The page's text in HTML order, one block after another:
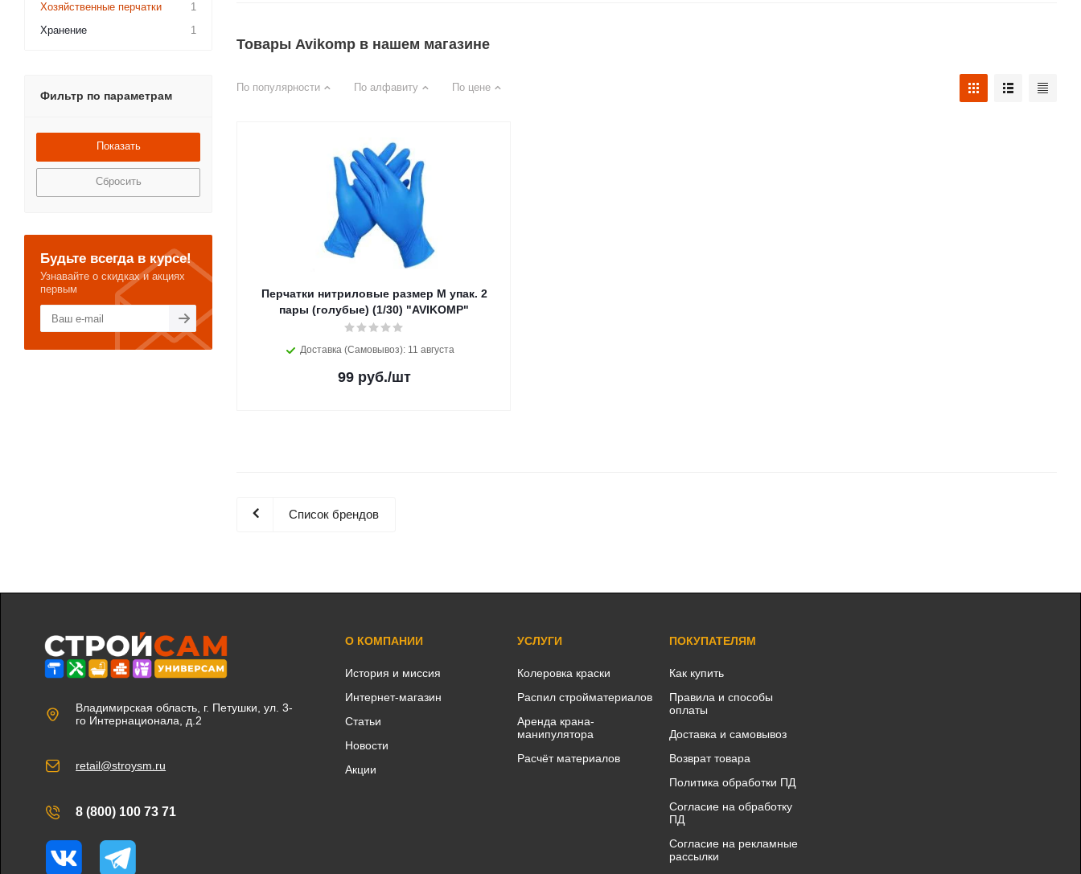
Товары Avikomp в нашем магазине
По популярности По алфавиту По цене
Перчатки нитриловые размер M упак. 2
пары (голубые) (1/30) "AVIKOMP"
Доставка (Самовывоз): 11 августа
99руб./шт
Список брендов
Хозяйственные перчатки
1
Хранение
1
Фильтр по параметрам
Сбросить
Будьте всегда в курсе!
Узнавайте о скидках и акциях
первым
Владимирская область, г. Петушки, ул. 3-
го Интернационала, д.2
retail@stroysm.ru
8 (800) 100 73 71
Вконтакте
Telegram
О КОМПАНИИ
История и миссия
Интернет-магазин
Статьи
Новости
Акции
УСЛУГИ
Колеровка краски
Распил стройматериалов
Аренда крана-
манипулятора
Расчёт материалов
ПОКУПАТЕЛЯМ
Как купить
Правила и способы
оплаты
Доставка и самовывоз
Возврат товара
Политика обработки ПД
Согласие на обработку
ПД
Согласие на рекламные
рассылки